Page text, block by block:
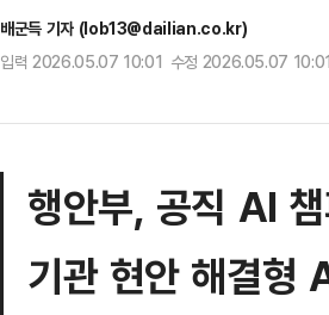
배군득 기자 (lob13@dailian.co.kr)
입력 2026.05.07 10:01 수정 2026.05.07 10:01
행안부, 공직 AI
기관 현안 해결형